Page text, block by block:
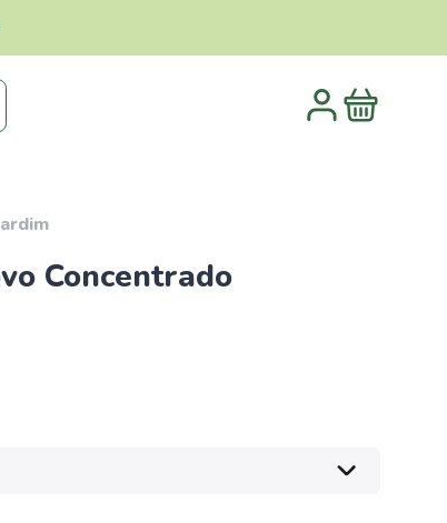
Concentrado